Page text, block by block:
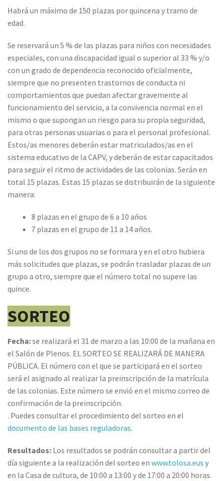
Habrá un máximo de 150 plazas por quincena y tramo de
edad.
Se reservará un 5 % de las plazas para niños con necesidades
especiales, con una discapacidad igual o superior al 33 % y/o
con un grado de dependencia reconocido oficialmente,
siempre que no presenten trastornos de conducta ni
comportamientos que puedan afectar gravemente al
funcionamiento del servicio, a la convivencia normal en el
mismo o que supongan un riesgo para su propia seguridad,
para otras personas usuarias o para el personal profesional.
Estos/as menores deberán estar matriculados/as en el
sistema educativo de la CAPV, y deberán de estar capacitados
para seguir el ritmo de actividades de las colonias. Serán en
total 15 plazas. Estas 15 plazas se distribuirán de la siguiente
manera:
8 plazas en el grupo de 6 a 10 años
7 plazas en el grupo de 11 a 14 años.
Si uno de los dos grupos no se formara y en el otro hubiera
más solicitudes que plazas, se podrán trasladar plazas de un
grupo a otro, siempre que el número total no supere las
quince.
SORTEO
Fecha:se realizará el 31 de marzo a las 10:00 de la mañana en
el Salón de Plenos. EL SORTEO SE REALIZARÁ DE MANERA
PÚBLICA. El número con el que se participará en el sorteo
será el asignado al realizar la preinscripción de la matrícula
de las colonias. Este número se envió en el mismo correo de
confirmación de la preinscripción.
. Puedes consultar el procedimiento del sorteo en el
documento de las bases reguladoras.
Resultados: Los resultados se podrán consultar a partir del
día siguiente a la realización del sorteo en www.tolosa.eus y
en la Casa de cultura, de 10:00 a 13:00 y de 17:00 a 20:00 horas.